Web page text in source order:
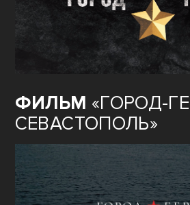
ФИЛЬМ «ГОРОД-
СЕВАСТОПОЛЬ»